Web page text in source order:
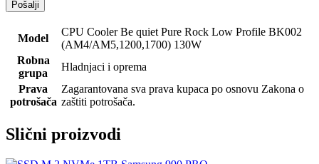
Model
CPU Cooler Be quiet Pure Rock Low Profile BK002
(AM4/AM5,1200,1700) 130W
Robna
grupa
Hladnjaci i oprema
Prava
potrošača
Zagarantovana sva prava kupaca po osnovu Zakona o
zaštiti potrošača.
Slični proizvodi